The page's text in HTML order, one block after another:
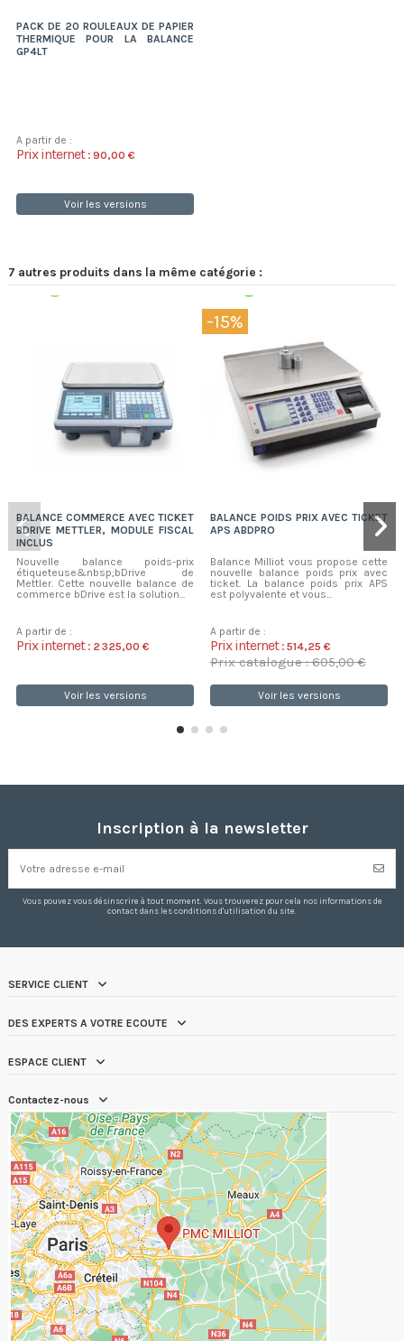
PACK DE 20 ROULEAUX DE PAPIER
THERMIQUE POUR LA BALANCE
GP4LT
A partir de :
Prix internet : 90,00 €
Voir les versions
7 autres produits dans la même catégorie :
BALANCE COMMERCE AVEC TICKET
BDRIVE METTLER, MODULE FISCAL
INCLUS
Nouvelle balance poids-prix
étiqueteuse&nbsp;bDrive de
Mettler. Cette nouvelle balance de
commerce bDrive est la solution...
Disponible
A partir de :
Prix internet : 2 325,00 €
Voir les versions
-15%
BALANCE POIDS PRIX AVEC TICKET
APS ABDPRO
Balance Milliot vous propose cette
nouvelle balance poids prix avec
ticket. La balance poids prix APS
est polyvalente et vous...
Expédition 48/72h
A partir de :
Prix internet : 514,25 €
Prix catalogue : 605,00 €
Voir les versions
Inscription à la newsletter
Vous pouvez vous désinscrire à tout moment. Vous trouverez pour cela nos informations de
contact dans les conditions d'utilisation du site.
SERVICE CLIENT
DES EXPERTS A VOTRE ECOUTE
ESPACE CLIENT
Contactez-nous